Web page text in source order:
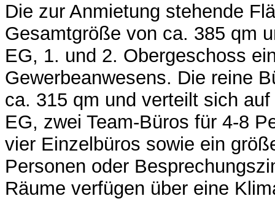
Die zur Anmietung stehende
Gesamtgröße von ca. 385 qm
EG, 1. und 2. Obergeschoss
Gewerbeanwesens. Die reine
ca. 315 qm und verteilt sich
EG, zwei Team-Büros für 4-8
vier Einzelbüros sowie ein
Personen oder
Räume verfügen über eine